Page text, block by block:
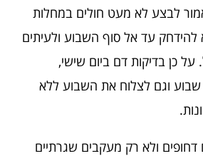
לבצע לא מעט חולים במחלות
להידחק עד אל סוף השבוע ולעיתים
כן בדיקות דם ביום שישי,
וגם לצלוח את השבוע ללא
ולא רק מעקבים שגרתיים